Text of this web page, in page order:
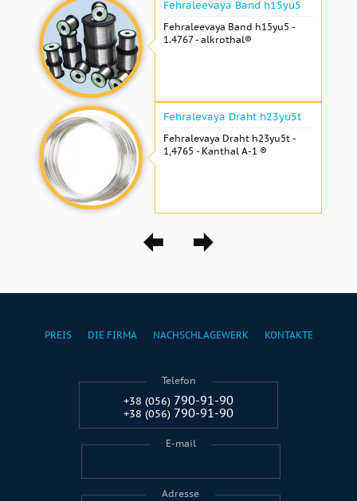
Fehraleevaya Band h15yu5
Fehraleevaya Band h15yu5 -
1.4767 - alkrothal®
Fehralevaya Draht h23yu5t
Fehralevaya Draht h23yu5t -
1,4765 - Kanthal A-1 ®
PREIS DIE FIRMA NACHSCHLAGEWERK KONTAKTE
Telefon
+38 (056) 790-91-90
+38 (056) 790-91-90
E-mail
Adresse